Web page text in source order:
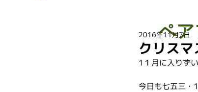
クリス
2016年11月7日
1１月に入りず
今日も七五三・
ペア